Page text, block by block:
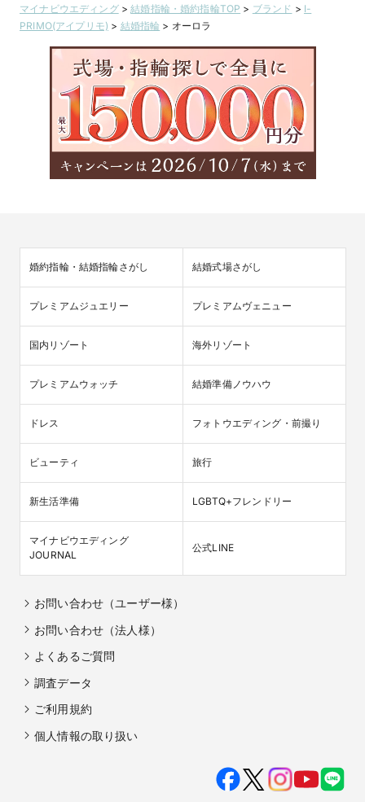
マイナビウエディング>結婚指輪・婚約指輪TOP > ブランド > I-
PRIMO(アイプリモ) > 結婚指輪 > オーロラ
婚約指輪・結婚指輪さがし 結婚式場さがし
プレミアムジュエリー プレミアムヴェニュー
国内リゾート 海外リゾート
プレミアムウォッチ 結婚準備ノウハウ
ドレス フォトウエディング・前撮り
ビューティ 旅行
新生活準備 LGBTQ+フレンドリー
マイナビウエディング
JOURNAL
公式LINE
お問い合わせ（ユーザー様）
お問い合わせ（法人様）
よくあるご質問
調査データ
ご利用規約
個人情報の取り扱い